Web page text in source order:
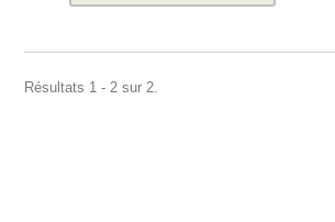
Résultats 1 - 2 sur 2.